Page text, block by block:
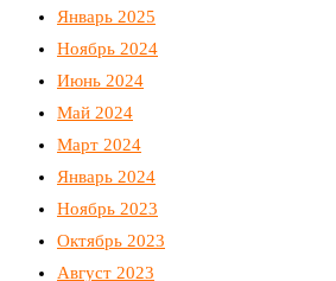
Январь 2025
Ноябрь 2024
Июнь 2024
Май 2024
Март 2024
Январь 2024
Ноябрь 2023
Октябрь 2023
Август 2023